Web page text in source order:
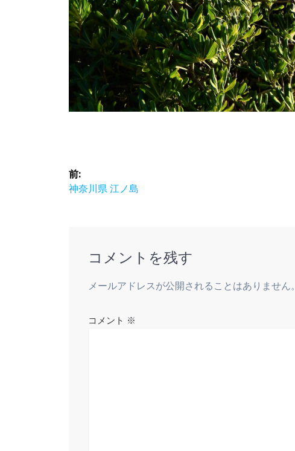
投
稿
前:
前
神奈川県 江ノ島
コメントを残す
メールアドレスが公開されることはありません。
コメント ※